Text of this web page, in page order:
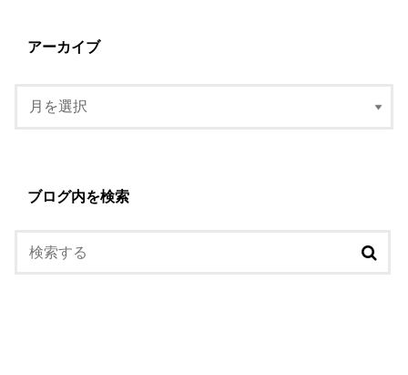
アーカイブ
ブログ内を検索